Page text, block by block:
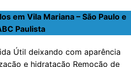
em Vila Mariana – São Paulo e
Paulista
Útil deixando com aparência
e hidratação Remoção de